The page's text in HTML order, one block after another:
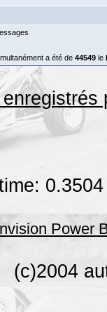
a été de 44549le
Power
(c)2004